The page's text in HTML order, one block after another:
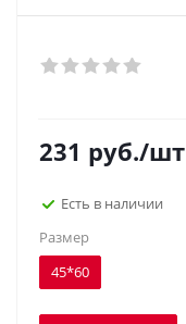
231 руб./шт
Есть в наличии
Размер
45*60